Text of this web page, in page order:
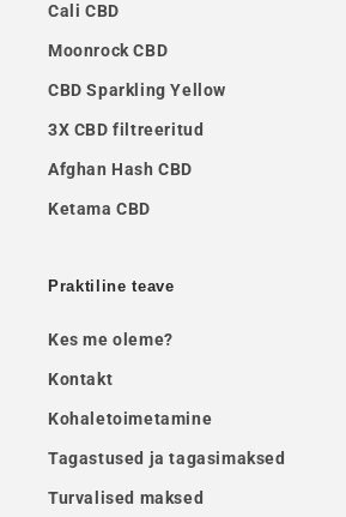
Cali CBD
Moonrock CBD
CBD Sparkling Yellow
3X CBD filtreeritud
Afghan Hash CBD
Ketama CBD
Praktiline teave
Kes me oleme?
Kontakt
Kohaletoimetamine
Tagastused ja tagasimaksed
Turvalised maksed